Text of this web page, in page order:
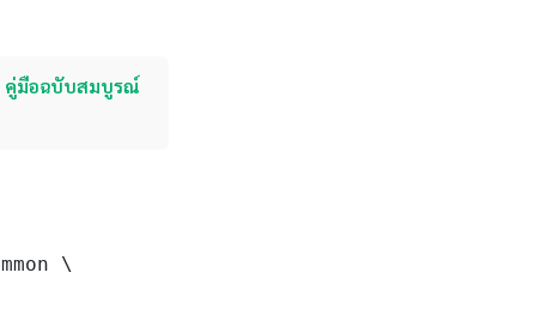
คู่มือฉบับสมบูรณ์
\